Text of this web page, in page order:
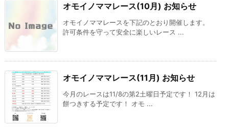
オモイノママレース(10月) お知らせ
オモイノママレースを下記のとおり開催します。
許可条件を守って安全に楽しいレース ...
オモイノママレース(11月) お知らせ
今月のレースは11/8の第2土曜日予定です！ 12月は
餅つきする予定です！ オモ ...